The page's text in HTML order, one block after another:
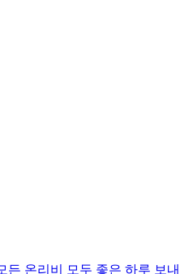
든 온리비 모두 좋은 하루 보